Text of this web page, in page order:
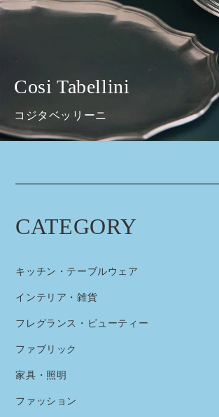
Cosi Tabellini
コジタベッリーニ
CATEGORY
キッチン・テーブルウェア
インテリア・雑貨
フレグランス・ビューティー
ファブリック
家具・照明
ファッション